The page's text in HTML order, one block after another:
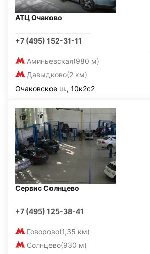
АТЦ Очаково
+7 (495) 152-31-11
Аминьевская(980 м)
Давыдково(2 км)
Очаковское ш., 10к2с2
Сервис Солнцево
+7 (495) 125-38-41
Говорово(1,35 км)
Солнцево(930 м)